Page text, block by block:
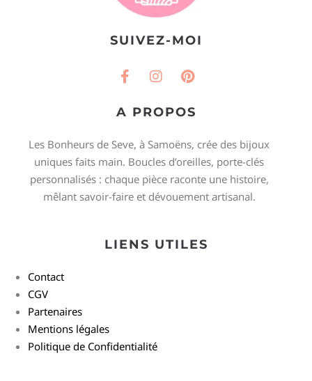
SUIVEZ-MOI
A PROPOS
Les Bonheurs de Seve, à Samoëns, crée des bijoux
uniques faits main. Boucles d’oreilles, porte-clés
personnalisés : chaque pièce raconte une histoire,
mêlant savoir-faire et dévouement artisanal.
LIENS UTILES
Contact
CGV
Partenaires
Mentions légales
Politique de Confidentialité